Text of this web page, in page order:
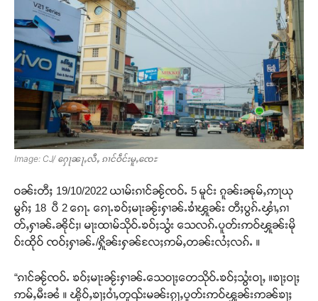
Image: CJ/ ႁေႃၼႃႇလီႇ ၵၢင်ဝဵင်းမူႇၸေႊ
ဝၼ်းတီႈ 19/10/2022 ယၢမ်းၵၢင်ၼႂ်ၸဝ်ႉ 5 မူင်း ၵူၼ်းၼုမ်ႇဢႃယု
မွၵ်ႈ 18 ပီ 2 ၵေႃႉ ၵေႃႉၶဝ်ႈမႃးၼႂ်းႁၢၼ်ႉၶၢႆၾူၼ်း တီႈပွၵ်ႉၾၢႆႇၵၢ
တ်ႇႁၢၼ်ႉၼိုင်ႈ၊ မႃးထၢမ်သိုဝ်ႉၶဝ်ႈသွႆး သေလၵ်ႉပူတ်းဢဝ်ၾူၼ်းမို
ဝ်းထိုဝ် ၸဝ်ႈႁၢၼ်ႉ/ႁိူၼ်းႁၼ်လႄႈဢမ်ႇတၼ်းလႆႈလၵ်ႉ ။
“ၵၢင်ၼႂ်ၸဝ်ႉ ၶဝ်ႈမႃးၼႂ်းႁၢၼ်ႉသေဝႃႈတေသိုဝ်ႉၶဝ်ႈသွႆးဝႃႇ ။ၶႃႈဝႃႈ
ဢမ်ႇမီးၼႆ ။ ၽိူဝ်ႇၶႃႈဝၢႆႇတူၺ်းမၼ်းၵႂႃႇပူတ်းဢဝ်ၾူၼ်းဢၼ်ၶႃႈ